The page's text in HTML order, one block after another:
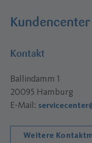
Kundencenter
Kontakt
Ballindamm 1
20095 Hamburg
E-Mail:
Weitere